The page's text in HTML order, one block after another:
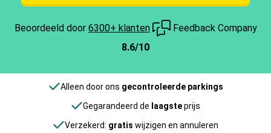
Beoordeeld door 6300+ klanten
Feedback Company
8.6/10
Alleen door ons gecontroleerde parkings
Gegarandeerd de laagsteprijs
Verzekerd: gratis wijzigen en annuleren